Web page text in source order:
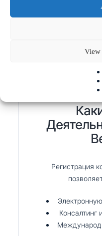
View
и
Регистрация
Консалтинг